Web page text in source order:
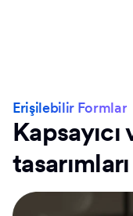
Erişilebilir Formlar
tasarımları